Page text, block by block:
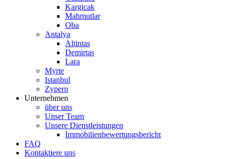
Kargicak
Mahmutlar
Oba
Antalya
Altintas
Demirtas
Lara
Myrte
Istanbul
Zypern
Unternehmen
über uns
Unser Team
Unsere Dienstleistungen
Immobilienbewertungsbericht
FAQ
Kontaktiere uns